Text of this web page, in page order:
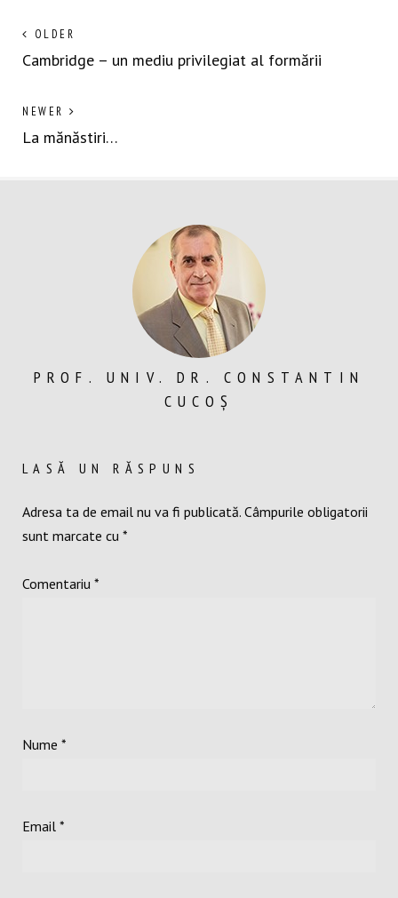
Navigare
în
articole
OLDER
post:
Cambridge – un mediu privilegiat al formării
NEWER
post:
La mănăstiri…
PROF. UNIV. DR. CONSTANTIN
CUCOȘ
LASĂ UN RĂSPUNS
Adresa ta de email nu va fi publicată. Câmpurile obligatorii
sunt marcate cu *
Comentariu *
Nume *
Email *